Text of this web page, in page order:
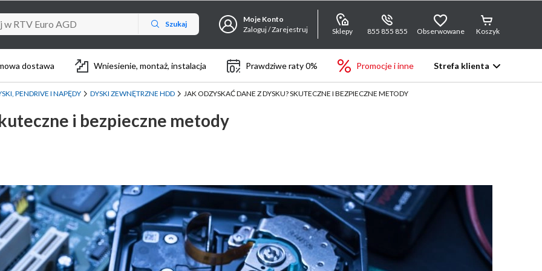
Szukaj
Moje Konto
Zaloguj / Zarejestruj
Sklepy 855 855 855 Obserwowane Koszyk
dostawa Wniesienie, montaż, instalacja Prawdziwe raty 0% Promocje i inne Strefa klienta
PENDRIVE I NAPĘDY DYSKI ZEWNĘTRZNE HDD JAK ODZYSKAĆ DANE Z DYSKU? SKUTECZNE I BEZPIECZNE METODY
i bezpieczne metody